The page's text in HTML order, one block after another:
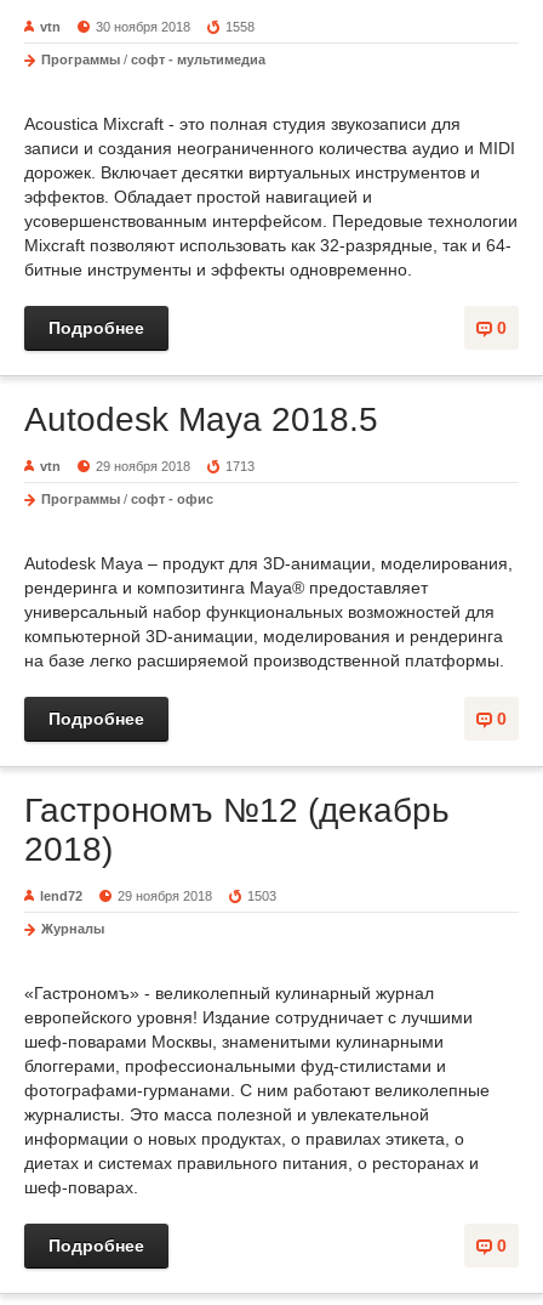
vtn 30 ноября 2018 1558
Программы / софт - мультимедиа
Acoustica Mixcraft - это полная студия звукозаписи для
записи и создания неограниченного количества аудио и MIDI
дорожек. Включает десятки виртуальных инструментов и
эффектов. Обладает простой навигацией и
усовершенствованным интерфейсом. Передовые технологии
Mixcraft позволяют использовать как 32-разрядные, так и 64-
битные инструменты и эффекты одновременно.
0
Подробнее
Autodesk Maya 2018.5
vtn 29 ноября 2018 1713
Программы / софт - офис
Autodesk Maya – продукт для 3D-анимации, моделирования,
рендеринга и композитинга Maya® предоставляет
универсальный набор функциональных возможностей для
компьютерной 3D-анимации, моделирования и рендеринга
на базе легко расширяемой производственной платформы.
0
Подробнее
Гастрономъ №12 (декабрь
2018)
lend72 29 ноября 2018 1503
Журналы
«Гастрономъ» - великолепный кулинарный журнал
европейского уровня! Издание сотрудничает с лучшими
шеф-поварами Москвы, знаменитыми кулинарными
блоггерами, профессиональными фуд-стилистами и
фотографами-гурманами. С ним работают великолепные
журналисты. Это масса полезной и увлекательной
информации о новых продуктах, о правилах этикета, о
диетах и системах правильного питания, о ресторанах и
шеф-поварах.
0
Подробнее